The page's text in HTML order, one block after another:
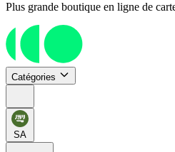
Plus grande boutique en ligne de
Catégories
SA